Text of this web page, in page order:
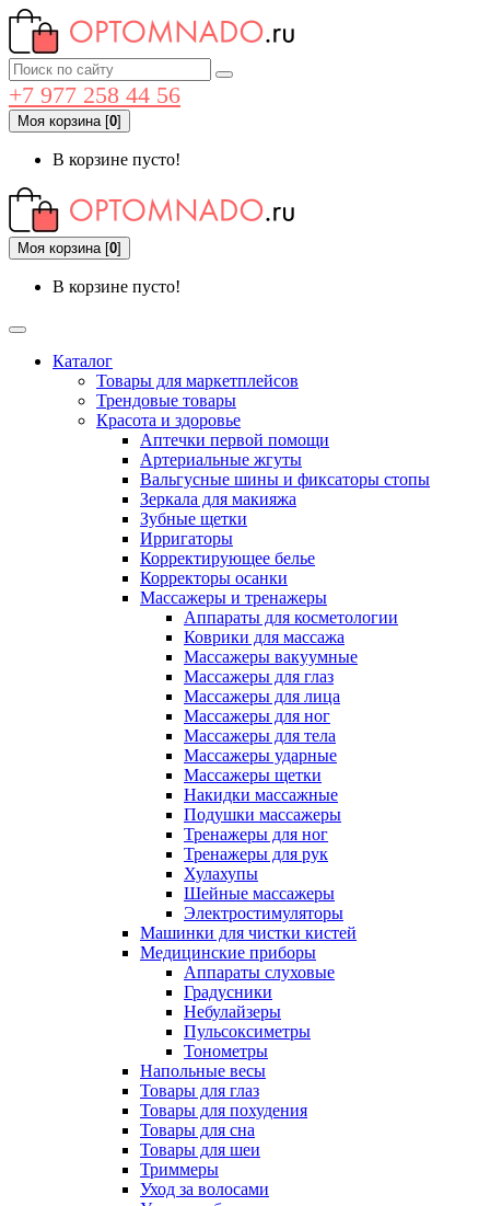
+7 977 258 44 56
Моя корзина[0]
В корзине пусто!
Моя корзина[0]
В корзине пусто!
Каталог
Товары для маркетплейсов
Трендовые товары
Красота и здоровье
Аптечки первой помощи
Артериальные жгуты
Вальгусные шины и фиксаторы стопы
Зеркала для макияжа
Зубные щетки
Ирригаторы
Корректирующее белье
Корректоры осанки
Массажеры и тренажеры
Аппараты для косметологии
Коврики для массажа
Массажеры вакуумные
Массажеры для глаз
Массажеры для лица
Массажеры для ног
Массажеры для тела
Массажеры ударные
Массажеры щетки
Накидки массажные
Подушки массажеры
Тренажеры для ног
Тренажеры для рук
Хулахупы
Шейные массажеры
Электростимуляторы
Машинки для чистки кистей
Медицинские приборы
Аппараты слуховые
Градусники
Небулайзеры
Пульсоксиметры
Тонометры
Напольные весы
Товары для глаз
Товары для похудения
Товары для сна
Товары для шеи
Триммеры
Уход за волосами